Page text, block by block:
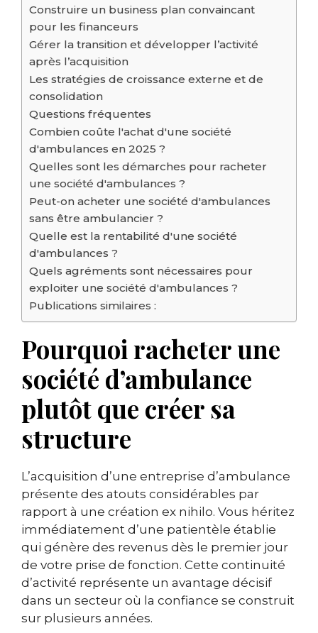
Construire un business plan convaincant
pour les financeurs
Gérer la transition et développer l’activité
après l’acquisition
Les stratégies de croissance externe et de
consolidation
Questions fréquentes
Combien coûte l'achat d'une société
d'ambulances en 2025 ?
Quelles sont les démarches pour racheter
une société d'ambulances ?
Peut-on acheter une société d'ambulances
sans être ambulancier ?
Quelle est la rentabilité d'une société
d'ambulances ?
Quels agréments sont nécessaires pour
exploiter une société d'ambulances ?
Publications similaires :
Pourquoi racheter une
société d’ambulance
plutôt que créer sa
structure
L’acquisition d’une entreprise d’ambulance
présente des atouts considérables par
rapport à une création ex nihilo. Vous héritez
immédiatement d’une patientèle établie
qui génère des revenus dès le premier jour
de votre prise de fonction. Cette continuité
d’activité représente un avantage décisif
dans un secteur où la confiance se construit
sur plusieurs années.